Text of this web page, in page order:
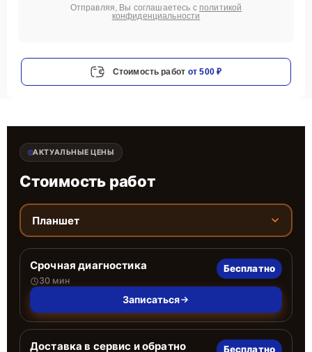
Отправляя, Вы соглашаетесь с политикой
конфиденциальности
Стоимость работ от 500 ₽
АКТУАЛЬНЫЕ ЦЕНЫ
Стоимость работ
Планшет
Срочная диагностика
30 мин
Бесплатно
Записаться
Доставка в сервис и обратно Бесплатно